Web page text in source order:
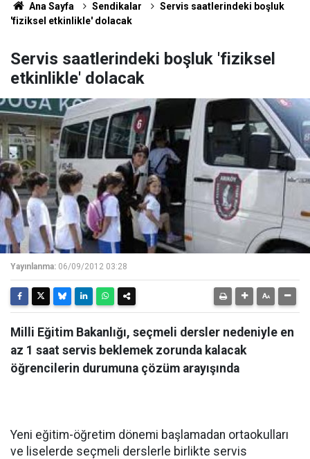
Ana Sayfa Sendikalar
Servis saatlerindeki boşluk
'fiziksel etkinlikle' dolacak
Servis saatlerindeki boşluk 'fiziksel
etkinlikle' dolacak
Yayınlanma: 06/09/2012 03:28
Milli Eğitim Bakanlığı, seçmeli dersler nedeniyle en
az 1 saat servis beklemek zorunda kalacak
öğrencilerin durumuna çözüm arayışında
Yeni eğitim-öğretim dönemi başlamadan ortaokulları
ve liselerde seçmeli derslerle birlikte servis